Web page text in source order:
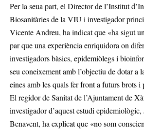
Per la seua part, el Director de l’Institut
Biosanitàries de la VIU i investigador
Vicente Andreu, ha indicat que «ha sigut
par que una experiència enriquidora on
investigadors bàsics, epidemiòlegs i
seu coneixement amb l’objectiu de dotar a
eines amb les quals fer front a futurs brots i
El regidor de Sanitat de l’Ajuntament de
investigador d’aquest estudi
Benavent, ha explicat que «no som